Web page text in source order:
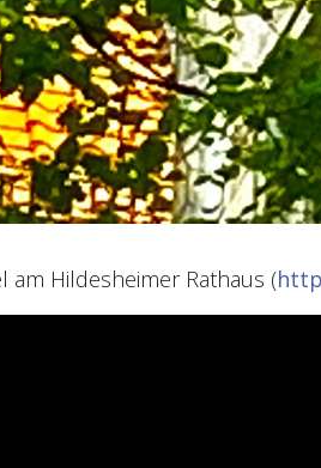
am Hildesheimer Rathaus (